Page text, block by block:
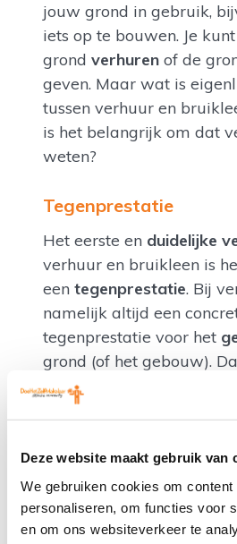
Deze website maakt gebruik van
We gebruiken cookies om
personaliseren, om functies voor
en om ons websiteverkeer te
jouw grond in gebruik,
iets op te bouwen. Je
grond verhuren of de
geven. Maar wat is
tussen verhuur en
is het belangrijk om dat
weten?
Tegenprestatie
Het eerste en duidelijke
verhuur en bruikleen is
een tegenprestatie. Bij
namelijk altijd een
tegenprestatie voor het
grond (of het gebouw).
huurprijs
verschuldigd voor het
grond. De bruiklener
gratisgebruiken.
niet. Bij bruikleen gaat